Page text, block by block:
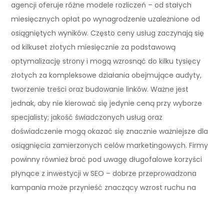
agencji oferuje różne modele rozliczeń – od stałych
miesięcznych opłat po wynagrodzenie uzależnione od
osiągniętych wyników. Często ceny usług zaczynają się
od kilkuset złotych miesięcznie za podstawową
optymalizację strony i mogą wzrosnąć do kilku tysięcy
złotych za kompleksowe działania obejmujące audyty,
tworzenie treści oraz budowanie linków. Ważne jest
jednak, aby nie kierować się jedynie ceną przy wyborze
specjalisty; jakość świadczonych usług oraz
doświadczenie mogą okazać się znacznie ważniejsze dla
osiągnięcia zamierzonych celów marketingowych. Firmy
powinny również brać pod uwagę długofalowe korzyści
płynące z inwestycji w SEO – dobrze przeprowadzona
kampania może przynieść znaczący wzrost ruchu na